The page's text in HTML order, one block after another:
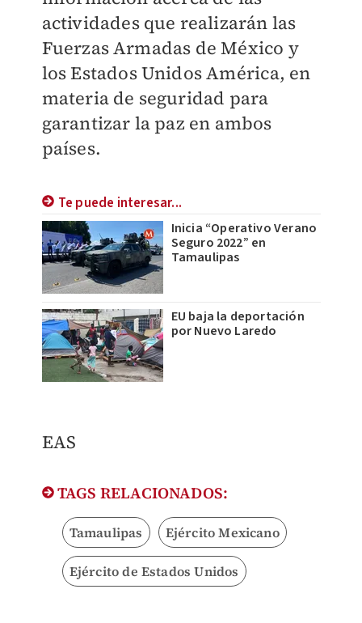
actividades que realizarán las
Fuerzas Armadas de México y
los Estados Unidos América, en
materia de seguridad para
garantizar la paz en ambos
países.
Te puede interesar...
Inicia “Operativo Verano
Seguro 2022” en
Tamaulipas
EU baja la deportación
por Nuevo Laredo
EAS
TAGS RELACIONADOS:
Tamaulipas Ejército Mexicano
Ejército de Estados Unidos